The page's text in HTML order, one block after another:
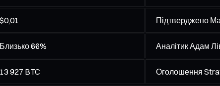
$0,01 Підтверджено
Близько 66% Аналітик Адам
13 927 BTC Оголошення